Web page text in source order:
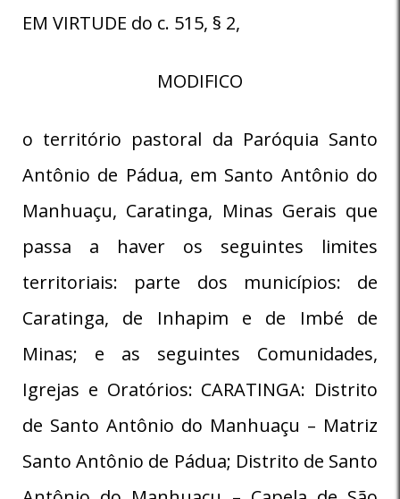
EM VIRTUDE do c. 515, § 2,
MODIFICO
o território pastoral da Paróquia Santo
Antônio de Pádua, em Santo Antônio do
Manhuaçu, Caratinga, Minas Gerais que
passa a haver os seguintes limites
territoriais: parte dos municípios: de
Caratinga, de Inhapim e de Imbé de
Minas; e as seguintes Comunidades,
Igrejas e Oratórios: CARATINGA: Distrito
de Santo Antônio do Manhuaçu – Matriz
Santo Antônio de Pádua; Distrito de Santo